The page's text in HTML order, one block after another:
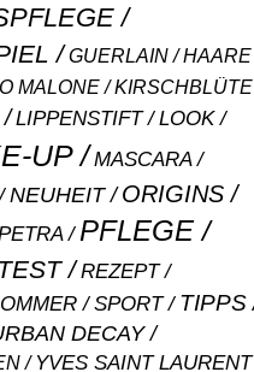
GUERLAIN HAARE
MALONE KIRSCHBLÜTE
LIPPENSTIFT
LOOK
UP MASCARA
NEUHEIT ORIGINS
PFLEGE
REZEPT
SPORT TIPPS
DECAY
YVES SAINT LAURENT